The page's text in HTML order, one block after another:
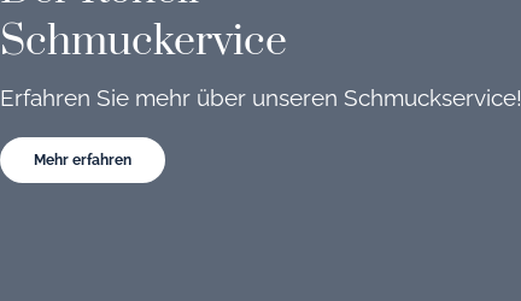
Schmuckervice
Erfahren Sie mehr über unseren Schmuckservice!
Mehr erfahren